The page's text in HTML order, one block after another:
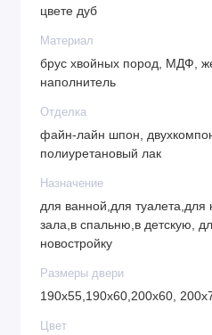
цвете дуб
Материал
брус хвойных пород, МДФ,
наполнитель
Отделка
файн-лайн шпон,
полиуретановый лак
Назначение
для ванной,для туалета,для
зала,в спальню,в детскую,
новостройку
Размеры двери
190х55,190х60,200х60,
Цвет